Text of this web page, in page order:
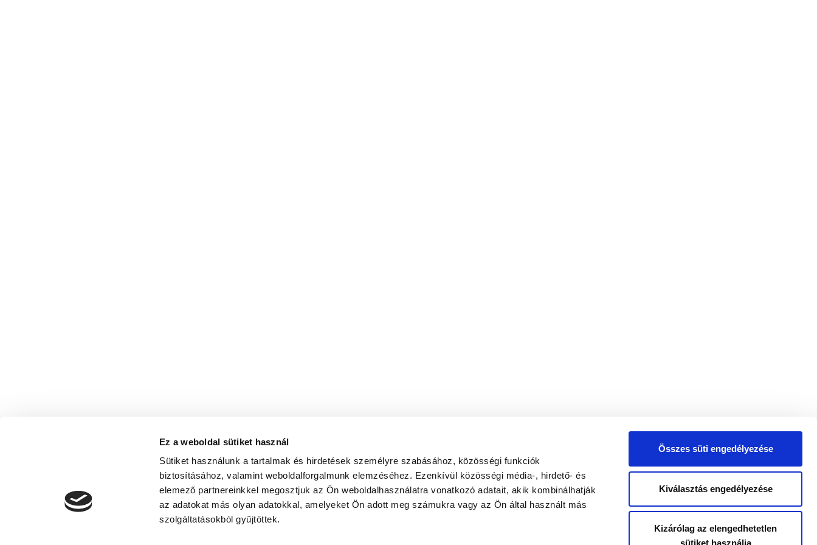
Ez a weboldal sütiket használ
Sütiket használunk a tartalmak és hirdetések személyre szabásához, közösségi funkciók
biztosításához, valamint weboldalforgalmunk elemzéséhez. Ezenkívül közösségi média-, hirdető- és
elemező partnereinkkel megosztjuk az Ön weboldalhasználatra vonatkozó adatait, akik kombinálhatják
az adatokat más olyan adatokkal, amelyeket Ön adott meg számukra vagy az Ön által használt más
szolgáltatásokból gyűjtöttek.
Összes süti engedélyezése
Kiválasztás engedélyezése
Kizárólag az elengedhetetlen
sütiket használja